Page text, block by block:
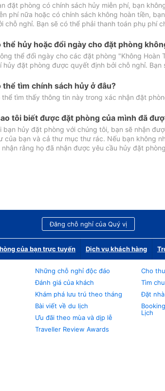
đặt phòng có chính sách hủy miễn phí, bạn
phí nữa hoặc có chính sách không hoàn tiền,
chỗ nghỉ. Bạn sẽ có thể phải thanh toán phụ phí
thể hủy hoặc đổi ngày cho đặt phòng
thể đổi ngày cho các đặt phòng "Không
hủy đặt phòng được quyết định bởi chỗ nghỉ.
thể tìm chính sách hủy ở đâu?
thể tìm thấy thông tin này trong xác nhận đặt
tôi biết được đặt phòng của mình đã
bạn hủy đặt phòng với chúng tôi, bạn sẽ nhận
của bạn và cả thư mục thư rác. Nếu bạn không
rằng họ đã nhận được yêu cầu hủy đặt
Đăng chỗ nghỉ của Quý vị
của bạn trực tuyến Dịch vụ khách hàng
Những chỗ nghỉ độc đáo
Đánh giá của khách
Khám phá lưu trú theo tháng
Bài viết về du lịch
Ưu đãi theo mùa và dịp lễ
Traveller Review Awards
Cho
Tìm
Đặt
Lịch